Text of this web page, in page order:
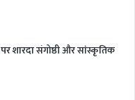
शारदा संगोष्ठी और सांस्कृतिक